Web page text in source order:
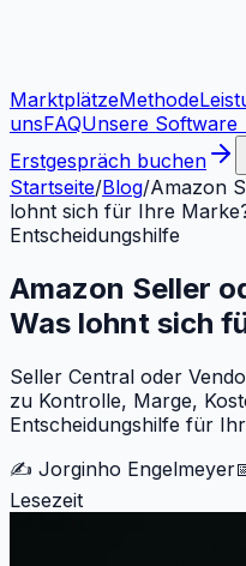
MarktplätzeMethode
unsFAQUnsere Software
Erstgespräch buchen
Startseite/Blog/Amazon
lohnt sich für Ihre
Entscheidungshilfe
Amazon Seller
Was lohnt sich
Seller Central oder
zu Kontrolle, Marge,
Entscheidungshilfe für
✍️ Jorginho Engelmeyer
Lesezeit